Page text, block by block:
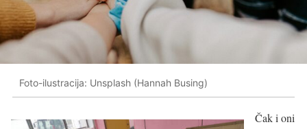
Foto-ilustracija: Unsplash (Hannah Busing)
Čak i oni